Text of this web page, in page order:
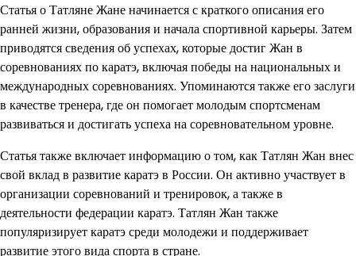
Статья о Татляне Жане начинается с краткого описания его
ранней жизни, образования и начала спортивной карьеры. Затем
приводятся сведения об успехах, которые достиг Жан в
соревнованиях по каратэ, включая победы на национальных и
международных соревнованиях. Упоминаются также его заслуги
в качестве тренера, где он помогает молодым спортсменам
развиваться и достигать успеха на соревновательном уровне.
Статья также включает информацию о том, как Татлян Жан внес
свой вклад в развитие каратэ в России. Он активно участвует в
организации соревнований и тренировок, а также в
деятельности федерации каратэ. Татлян Жан также
популяризирует каратэ среди молодежи и поддерживает
развитие этого вида спорта в стране.